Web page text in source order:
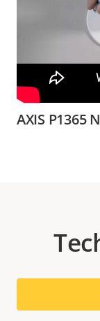
AXIS